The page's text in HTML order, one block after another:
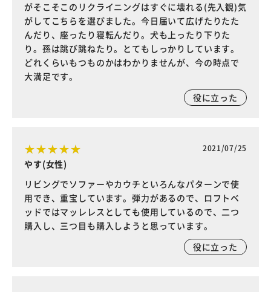
がそこそこのリクライニングはすぐに壊れる(先入観)気
がしてこちらを選びました。今日届いて広げたりたた
んだり、座ったり寝転んだり。犬も上ったり下りた
り。孫は跳び跳ねたり。とてもしっかりしています。
どれくらいもつものかはわかりませんが、今の時点で
大満足です。
役に立った
2021/07/25
やす(女性)
リビングでソファーやカウチといろんなパターンで使
用でき、重宝しています。弾力があるので、ロフトベ
ッドではマッレレスとしても使用しているので、二つ
購入し、三つ目も購入しようと思っています。
役に立った